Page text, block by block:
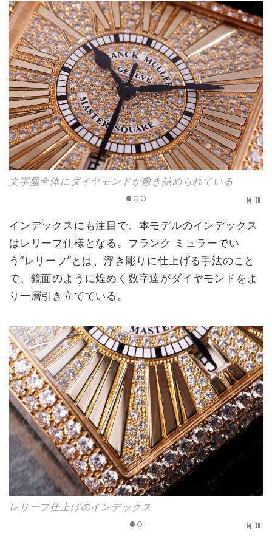
文字盤全体にダイヤモンドが敷き詰められている
インデックスにも注目で、本モデルのインデックス
はレリーフ仕様となる。フランク ミュラーでい
う“レリーフ”とは、浮き彫りに仕上げる手法のこと
で、鏡面のように煌めく数字達がダイヤモンドをよ
り一層引き立てている。
レリーフ仕上げのインデックス